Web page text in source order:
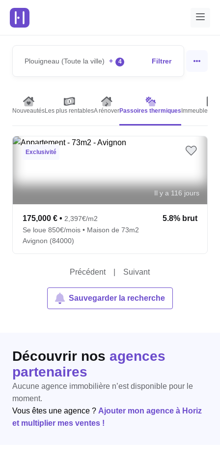
Plouigneau (Toute la ville) + 4 Filtrer
NouveautésLes plus rentablesA rénoverPassoires thermiques Immeubles
Exclusivité
Il y a 116 jours
175,000 € • 2,397€/m2 5.8% brut
Se loue 850€/mois • Maison de 73m2
Avignon (84000)
Précédent Suivant
Sauvegarder la recherche
Découvrir nos agences
partenaires
Aucune agence immobilière n’est disponible pour le
moment.
Vous êtes une agence ? Ajouter mon agence à Horiz
et multiplier mes ventes !